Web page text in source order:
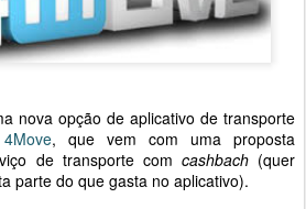
nova opção de aplicativo de transporte
4Move, que vem com uma proposta
de transporte com cashbach (quer
parte do que gasta no aplicativo).